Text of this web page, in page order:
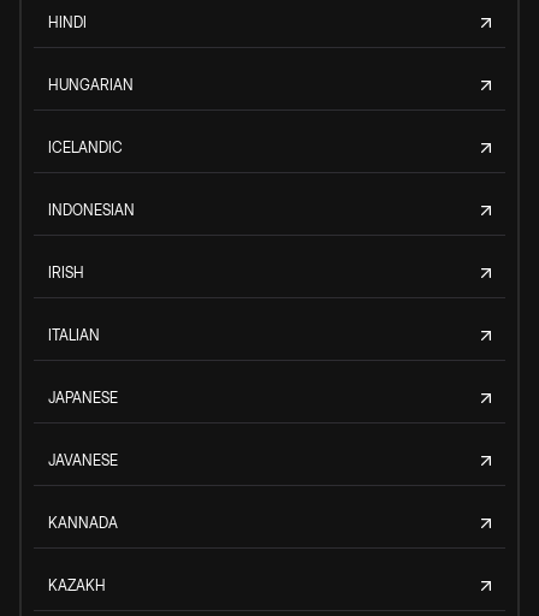
HINDI
HUNGARIAN
ICELANDIC
INDONESIAN
IRISH
ITALIAN
JAPANESE
JAVANESE
KANNADA
KAZAKH